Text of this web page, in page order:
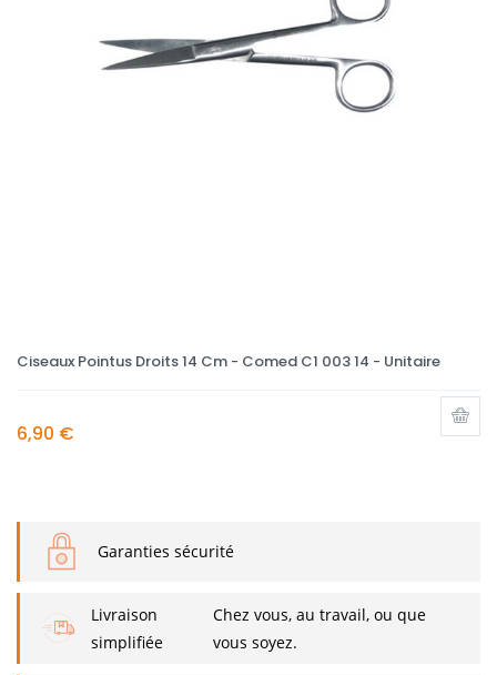
Ciseaux Pointus Droits 14 Cm - Comed C1 003 14 - Unitaire
6,90 €
Garanties sécurité
Livraison
simplifiée
Chez vous, au travail, ou que
vous soyez.